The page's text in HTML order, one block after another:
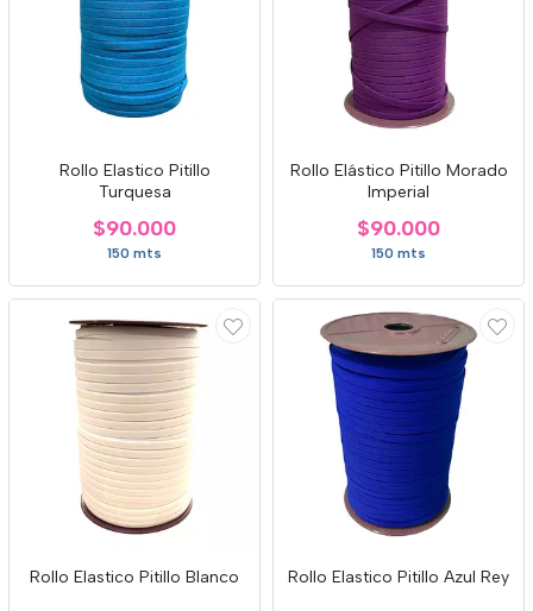
Rollo Elastico Pitillo
Turquesa
$90.000
150 mts
Rollo Elástico Pitillo Morado
Imperial
$90.000
150 mts
Rollo Elastico Pitillo Blanco Rollo Elastico Pitillo Azul Rey